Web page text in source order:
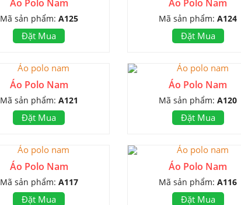
Áo Polo Nam
Mã sản phẩm: A125
Đặt Mua
Áo Polo Nam
Mã sản phẩm:A124
Đặt Mua
Áo Polo Nam
Mã sản phẩm: A121
Đặt Mua
Áo Polo Nam
Mã sản phẩm:A120
Đặt Mua
Áo Polo Nam
Mã sản phẩm: A117
Đặt Mua
Áo Polo Nam
Mã sản phẩm:A116
Đặt Mua